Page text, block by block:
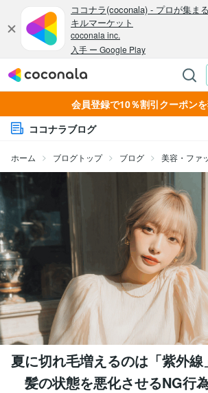
会員登録で10％割引クーポンを
ココナラブログ
ホーム ブログトップ ブログ 美容・ファ
夏に切れ毛増えるのは「紫外線
髪の状態を悪化させるNG行